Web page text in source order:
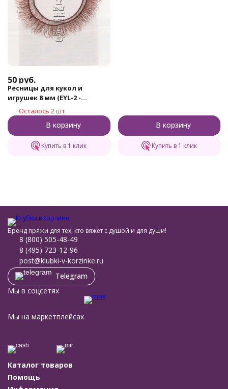
50 руб.
Ресницы для кукол и
игрушек 8 мм (EYL-2 -
коричневый)
Осталось 2 шт.
В корзину
Купить в 1 клик
В корзину
Купить в 1 клик
Бренд пряжи для тех, кто вяжет с душой и для души!
8 (800) 505-48-49
8 (495) 723-12-96
post@klubki-v-korzinke.ru
Telegram
Мы в соцсетях
Мы на маркетплейсах
Каталог товаров
Помощь